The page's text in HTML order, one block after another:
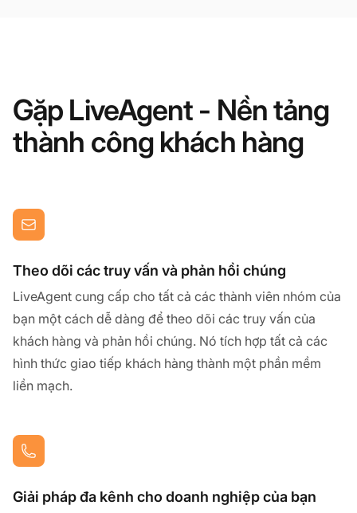
Gặp LiveAgent - Nền tảng
thành công khách hàng
Theo dõi các truy vấn và phản hồi chúng
LiveAgent cung cấp cho tất cả các thành viên nhóm của
bạn một cách dễ dàng để theo dõi các truy vấn của
khách hàng và phản hồi chúng. Nó tích hợp tất cả các
hình thức giao tiếp khách hàng thành một phần mềm
liền mạch.
Giải pháp đa kênh cho doanh nghiệp của bạn